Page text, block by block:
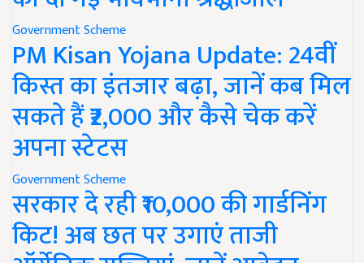
Government Scheme
PM Kisan Yojana Update: 24वीं
किस्त का इंतजार बढ़ा, जानें कब मिल
सकते हैं ₹2,000 और कैसे चेक करें
अपना स्टेटस
Government Scheme
सरकार दे रही ₹10,000 की गार्डनिंग
किट! अब छत पर उगाएं ताजी